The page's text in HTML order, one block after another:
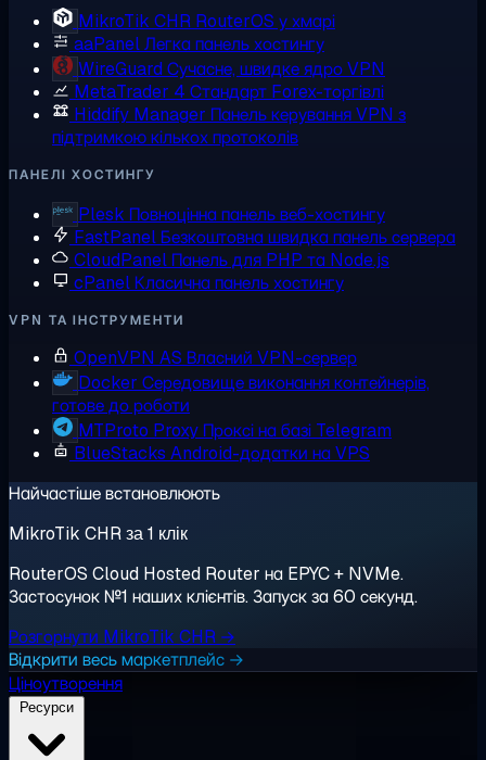
MikroTik CHR RouterOS у хмарі
aaPanelЛегка панель хостингу
WireGuard Сучасне, швидке ядро VPN
MetaTrader 4 Стандарт Forex-торгівлі
Hiddify Manager Панель керування VPN з
підтримкою кількох протоколів
ПАНЕЛІ ХОСТИНГУ
Plesk Повноцінна панель веб-хостингу
FastPanelБезкоштовна швидка панель сервера
CloudPanel Панель для PHP та Node.js
cPanelКласична панель хостингу
VPN ТА ІНСТРУМЕНТИ
OpenVPN AS Власний VPN-сервер
Docker Середовище виконання контейнерів,
готове до роботи
MTProto Proxy Проксі на базі Telegram
BlueStacks Android-додатки на VPS
Найчастіше встановлюють
MikroTik CHR за 1 клік
RouterOS Cloud Hosted Router на EPYC + NVMe.
Застосунок №1 наших клієнтів. Запуск за 60 секунд.
Розгорнути MikroTik CHR →
Відкрити весь маркетплейс →
Ціноутворення